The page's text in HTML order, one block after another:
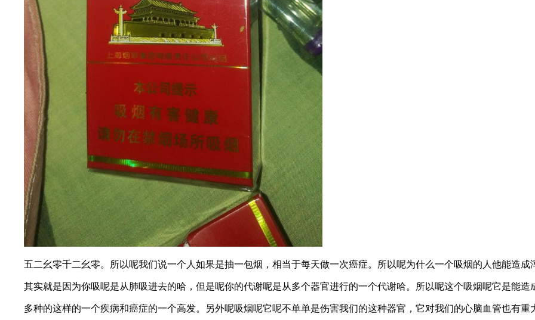
五二幺零千二幺零。所以呢我们说一个人如果是抽一包烟，相当于每天做一次癌症。所以呢为什么一个吸烟的人他能造成
其实就是因为你吸呢是从肺吸进去的哈，但是呢你的代谢呢是从多个器官进行的一个代谢哈。所以呢这个吸烟呢它是能造
多种的这样的一个疾病和癌症的一个高发。另外呢吸烟呢它呢不单单是伤害我们的这种器官，它对我们的心脑血管也有重